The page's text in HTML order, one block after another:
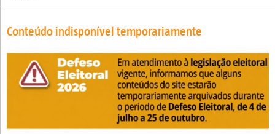
Canais
Conteúdo indisponível temporariamente